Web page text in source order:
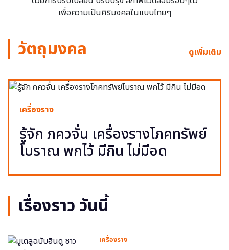
เพื่อความเป็นศิริมงคลในแบบไทยๆ
วัตถุมงคล ดูเพิ่มเติม
เครื่องราง
รู้จัก ภควจั่น เครื่องรางโภคทรัพย์
โบราณ พกไว้ มีกิน ไม่มีอด
เรื่องราว วันนี้
เครื่องราง